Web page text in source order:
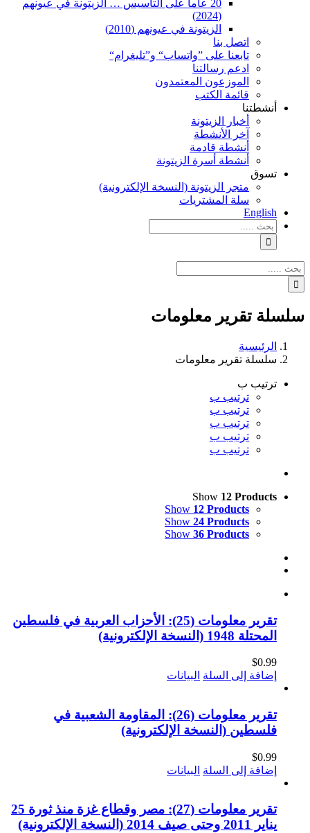
20 عاماً على التأسيس … الزيتونة في عيونهم
(2024)
الزيتونة في عيونهم (2010)
اتصل بنا
تابعنا على ”واتساب“ و”تليغرام“
ادعم رسالتنا
الموزعون المعتمدون
قائمة الكتب
أنشطتنا
أخبار الزيتونة
آخر الأنشطة
أنشطة قادمة
أنشطة أسرة الزيتونة
تسوق
متجر الزيتونة (النسخة الإلكترونية)
سلة المشتريات
English
نتائج
البحث
بالنسبة
الي
:
نتائج
البحث
بالنسبة
:سلسلة تقرير معلومات
الرئيسية
سلسلة تقرير معلومات
ترتيب ب
ترتيب ب
ترتيب ب
ترتيب ب
ترتيب ب
ترتيب ب
Show 12 Products
Show 12 Products
Show 24 Products
Show 36 Products
تقرير معلومات (25): الأحزاب العربية في فلسطين
المحتلة 1948 (النسخة الإلكترونية)
$0.99
إضافة إلى السلة البيانات
تقرير معلومات (26): المقاومة الشعبية في
فلسطين (النسخة الإلكترونية)
$0.99
إضافة إلى السلة البيانات
تقرير معلومات (27): مصر وقطاع غزة منذ ثورة 25
يناير 2011 وحتى صيف 2014 (النسخة الإلكترونية)